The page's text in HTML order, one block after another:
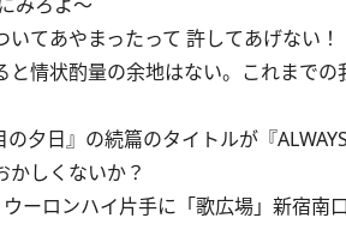
てあやまったって 許してあげない！
情状酌量の余地はない。これまで
夕日』の続篇のタイトルが『
しくないか？
ロンハイ片手に「歌広場」新宿南口